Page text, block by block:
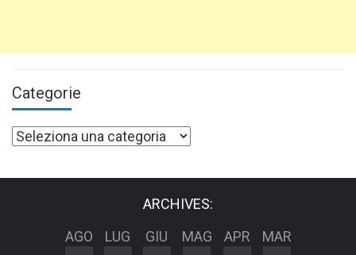
Categorie
Categorie
ARCHIVES:
AGO
LUG
GIU
MAG
APR
MAR